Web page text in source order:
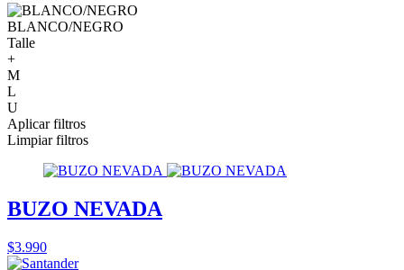
BLANCO/NEGRO
Talle
+
M
L
U
Aplicar filtros
Limpiar filtros
BUZO NEVADA
$3.990